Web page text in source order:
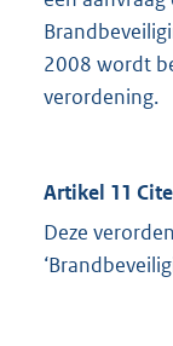
2008 wordt
verordening.
Artikel 11
Deze